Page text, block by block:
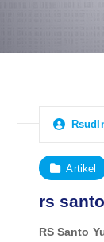
Artikel
rs
RS Santo